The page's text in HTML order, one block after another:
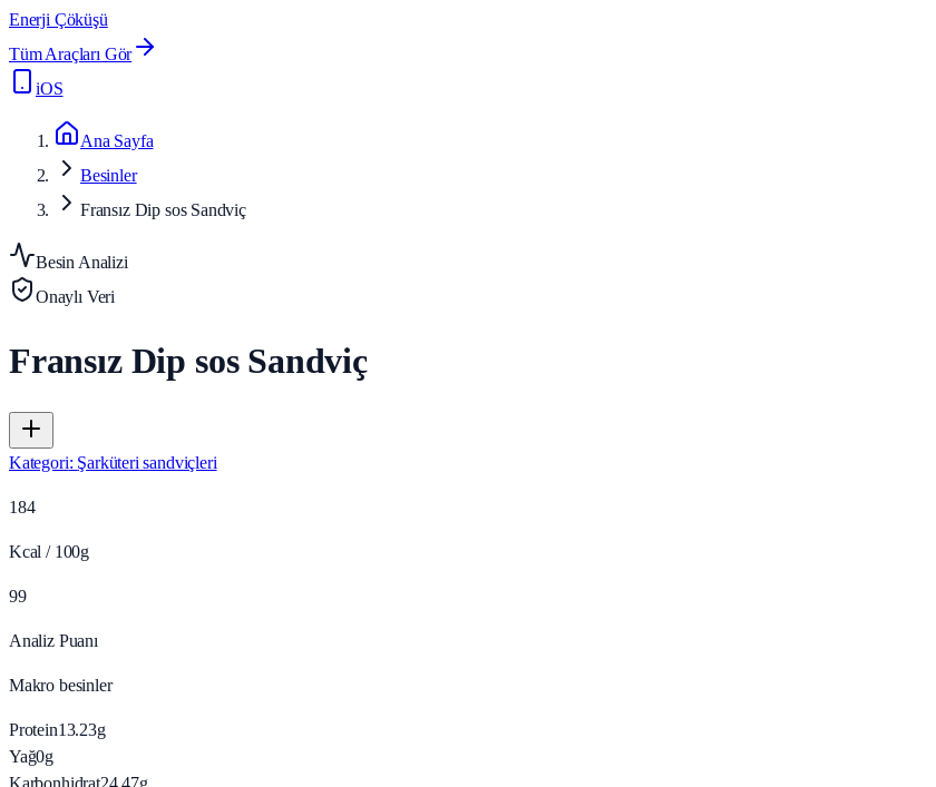
Enerji Çöküşü
Tüm Araçları Gör
iOS
Ana Sayfa
Besinler
Fransız Dip sos Sandviç
Besin Analizi
Onaylı Veri
Fransız Dip sos Sandviç
Kategori: Şarküteri sandviçleri
184
Kcal / 100g
99
Analiz Puanı
Makro besinler
Protein13.23g
Yağ0g
Karbonhidrat24.47g